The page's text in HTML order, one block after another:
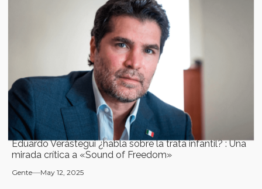
Eduardo Verástegui ¿habla sobre la trata infantil? : Una
mirada crítica a «Sound of Freedom»
Gente May 12, 2025